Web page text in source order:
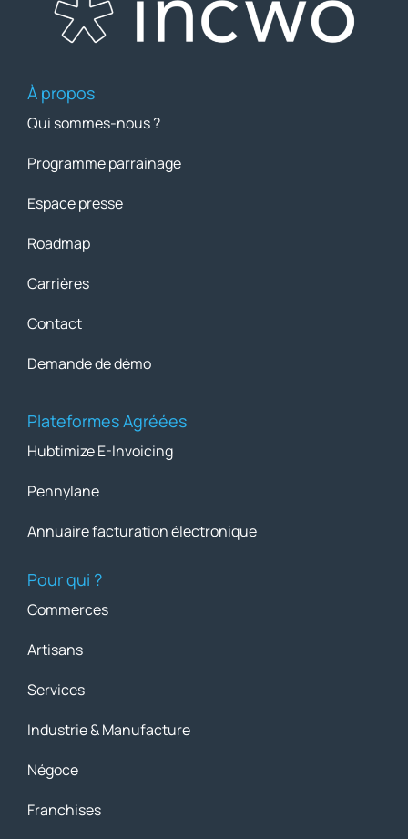
À propos
Qui sommes-nous ?
Programme parrainage
Espace presse
Roadmap
Carrières
Contact
Demande de démo
Plateformes Agréées
Hubtimize E-Invoicing
Pennylane
Annuaire facturation électronique
Pour qui ?
Commerces
Artisans
Services
Industrie & Manufacture
Négoce
Franchises